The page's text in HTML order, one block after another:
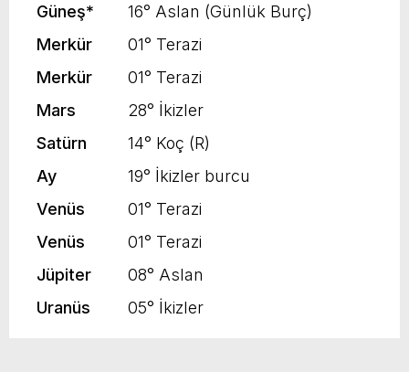
Güneş*
16° Aslan (Günlük Burç)
Merkür
01° Terazi
Merkür
01° Terazi
Mars
28° İkizler
Satürn
14° Koç (R)
Ay
19° İkizler burcu
Venüs
01° Terazi
Venüs
01° Terazi
Jüpiter
08° Aslan
Uranüs
05° İkizler